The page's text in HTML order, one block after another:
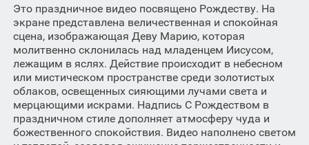
Это праздничное видео посвящено Рождеству. На
экране представлена величественная и спокойная
сцена, изображающая Деву Марию, которая
молитвенно склонилась над младенцем Иисусом,
лежащим в яслях. Действие происходит в небесном
или мистическом пространстве среди золотистых
облаков, освещенных сияющими лучами света и
мерцающими искрами. Надпись С Рождеством в
праздничном стиле дополняет атмосферу чуда и
божественного спокойствия. Видео наполнено светом